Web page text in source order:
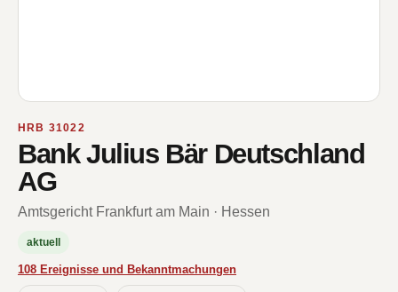
HRB 31022
Bank Julius Bär Deutschland
AG
Amtsgericht Frankfurt am Main · Hessen
aktuell
108 Ereignisse und Bekanntmachungen